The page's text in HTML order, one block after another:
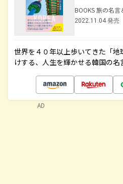
BOOKS 旅の名言
2022.11.04 発売
世界を４０年以上歩いてきた「
けする、人生を輝かせる韓国の
AD